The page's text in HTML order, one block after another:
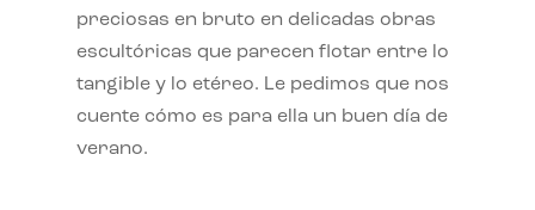
preciosas en bruto en delicadas obras
escultóricas que parecen flotar entre lo
tangible y lo etéreo. Le pedimos que nos
cuente cómo es para ella un buen día de
verano.